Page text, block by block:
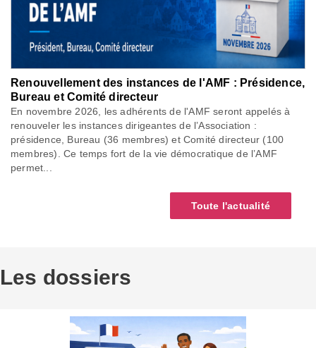
Renouvellement des instances de l'AMF : Présidence,
Bureau et Comité directeur
En novembre 2026, les adhérents de l'AMF seront appelés à
renouveler les instances dirigeantes de l’Association :
présidence, Bureau (36 membres) et Comité directeur (100
membres). Ce temps fort de la vie démocratique de l’AMF
permet...
Toute l'actualité
Les dossiers